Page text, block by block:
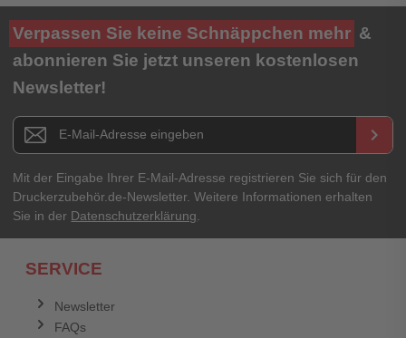
Ihre Bewertung**
★★★★★
Titel**
E-Mail-Adresse
Ihr Passwort
Verpassen Sie keine Schnäppchen mehr &
abonnieren Sie jetzt unseren kostenlosen
Newsletter!
Newsletter E-Mail Adresse keyboard_arrow_right
Mit der Eingabe Ihrer E-Mail-Adresse registrieren Sie sich für den
Druckerzubehör.de-Newsletter. Weitere Informationen erhalten
Sie in der Datenschutzerklärung
SERVICE
Newsletter
FAQs